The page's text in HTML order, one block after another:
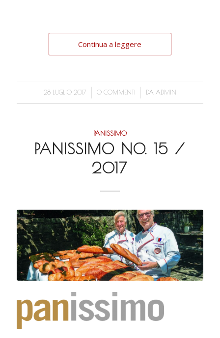
Continua a leggere
28 LUGLIO 2017
/ 0 COMMENTI
/ DA ADMIN
PANISSIMO
PANISSIMO NO. 15 /
2017